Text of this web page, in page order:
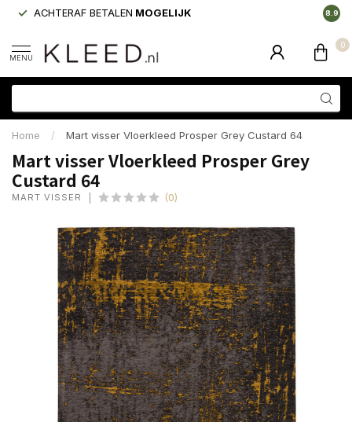
ACHTERAF BETALEN MOGELIJK 8.9
MENU
0
Home / Mart visser Vloerkleed Prosper Grey Custard 64
Mart visser Vloerkleed Prosper Grey
Custard 64
MART VISSER (0)